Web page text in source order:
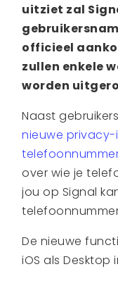
uitziet zal
officieel
zullen enkele
worden
Naast
nieuwe
over wie je
jou op Signal
De nieuwe
iOS als Desktop